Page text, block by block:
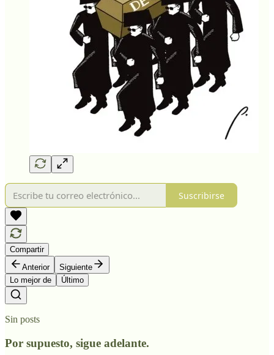
Suscribirse
Compartir
Anterior
Siguiente
Lo mejor de
Último
Sin posts
Por supuesto, sigue adelante.